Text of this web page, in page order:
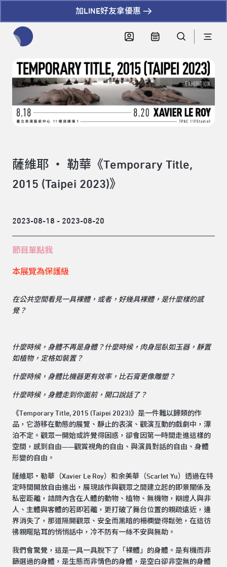
加LINE好友拿優惠
薩維耶 ‧ 勒華《Temporary Title,
2015 (Taipei 2023)》
2023-08-18 - 2023-08-20
節目單點我
本展覽為保護級
在公共空間看見一具裸體，或者，好幾具裸體，是什麼樣的感
覺？
什麼時候，身體不再是身體？什麼時候，肉身屈臥如玉器，靜置
如植物，定格如裝置？
什麼時候，身體比機器更有效率，比石膏更像雕塑？
什麼時候，身體走到你面前，開口說話了？
《Temporary Title, 2015 (Taipei 2023)》是一件難以歸類的作
品，它游移在動態的展覽、靜止的表演、觀演互動的戲劇中，漂
泊不定。觀眾一開始或許覺得困惑，卻會因第一時間走進這樣的
空間，感到自由——觀賞視角的自由、與演員對話的自由、身體
形變的自由。
薩維耶・勒華（Xavier Le Roy）和余美華（Scarlet Yu）透過在特
定時間開放自由進出，展現該作與觀眾之間建立起的即景關係及
私密距離，詰問內含在人體的動物、植物、無機物，辯證人與非
人、主體與客體的若即若離，更打破了舞台位置的親疏遠近，邊
界消失了，那道隔開觀眾、安全而黑暗的柵欄變得鬆弛，在這彷
彿親暱貼耳的悄悄話中，冷不防有一絲不安與無助。
我們會驚覺，這是一具一具脫下了「裸體」的身體。是有機而非
篩選過的身體，是生態而非情色的身體，是空白卻非空無的身體